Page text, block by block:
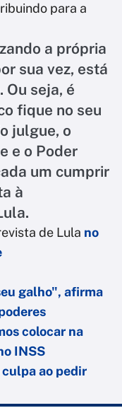
para a
a própria
sua vez, está
seja, é
fique no seu
julgue, o
e o Poder
um cumprir
à
de Lula no
galho", afirma
colocar na
INSS
culpa ao pedir